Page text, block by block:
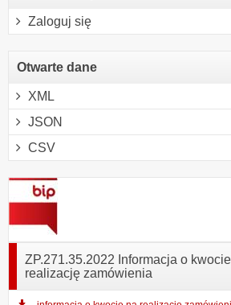
Zaloguj się
Otwarte dane
XML
JSON
CSV
ZP.271.35.2022 Informacja o
realizację zamówienia